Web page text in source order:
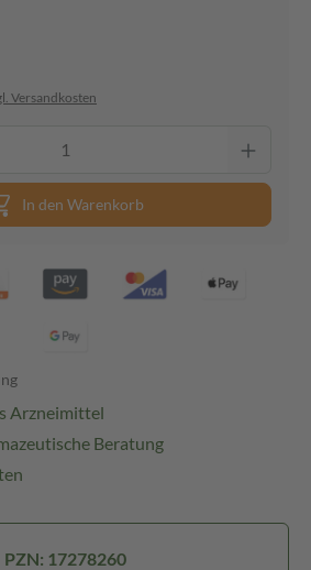
Versandkosten
In den Warenkorb
Arzneimittel
Beratung
PZN: 17278260